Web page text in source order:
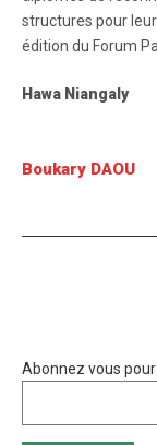
structures pour
édition du Forum
Hawa Niangaly
Boukary DAOU
Abonnez vous